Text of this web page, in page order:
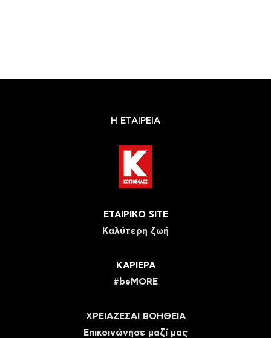
Η ΕΤΑΙΡΕΙΑ
ΕΤΑΙΡΙΚΟ SITE
Καλύτερη ζωή
ΚΑΡΙΕΡΑ
#beMORE
ΧΡΕΙΑΖΕΣΑΙ ΒΟΗΘΕΙΑ
Eπικοινώνησε μαζί μας